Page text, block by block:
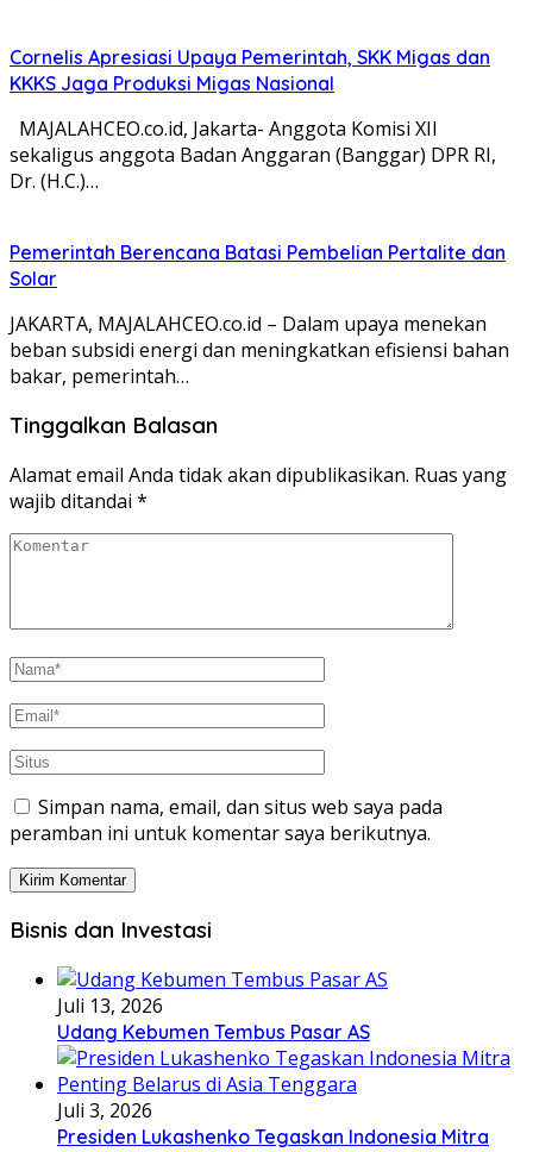
Cornelis Apresiasi Upaya Pemerintah, SKK Migas dan
KKKS Jaga Produksi Migas Nasional
MAJALAHCEO.co.id, Jakarta- Anggota Komisi XII
sekaligus anggota Badan Anggaran (Banggar) DPR RI,
Dr. (H.C.)…
Pemerintah Berencana Batasi Pembelian Pertalite dan
Solar
JAKARTA, MAJALAHCEO.co.id – Dalam upaya menekan
beban subsidi energi dan meningkatkan efisiensi bahan
bakar, pemerintah…
Tinggalkan Balasan
Alamat email Anda tidak akan dipublikasikan. Ruas yang
wajib ditandai *
Simpan nama, email, dan situs web saya pada
peramban ini untuk komentar saya berikutnya.
Bisnis dan Investasi
Juli 13, 2026
Udang Kebumen Tembus Pasar AS
Juli 3, 2026
Presiden Lukashenko Tegaskan Indonesia Mitra